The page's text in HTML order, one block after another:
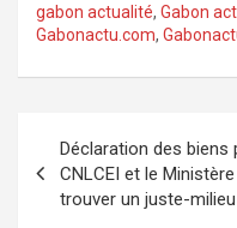
gabon actualité, Gabon
Gabonactu.com,
de
l’article
Déclaration des biens
CNLCEI et le
trouver un juste-milieu